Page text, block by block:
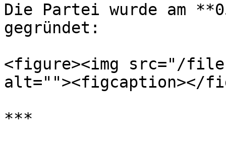
Die Partei wurde am
gegründet:
<figure><img src="/files/
alt=""><figcaption></
***